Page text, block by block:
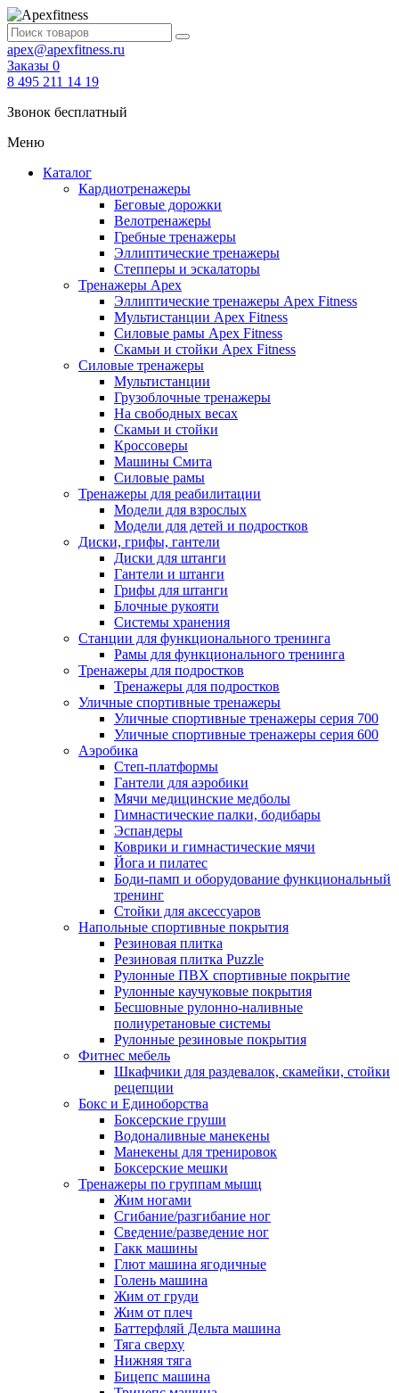
apex@apexfitness.ru
Заказы 0
8 495 211 14 19
Звонок бесплатный
Меню
Каталог
Кардиотренажеры
Беговые дорожки
Велотренажеры
Гребные тренажеры
Эллиптические тренажеры
Степперы и эскалаторы
Тренажеры Apex
Эллиптические тренажеры Apex Fitness
Мультистанции Apex Fitness
Силовые рамы Apex Fitness
Скамьи и стойки Apex Fitness
Силовые тренажеры
Мультистанции
Грузоблочные тренажеры
На свободных весах
Скамьи и стойки
Кроссоверы
Машины Смита
Силовые рамы
Тренажеры для реабилитации
Модели для взрослых
Модели для детей и подростков
Диски, грифы, гантели
Диски для штанги
Гантели и штанги
Грифы для штанги
Блочные рукояти
Системы хранения
Станции для функционального тренинга
Рамы для функционального тренинга
Тренажеры для подростков
Тренажеры для подростков
Уличные спортивные тренажеры
Уличные спортивные тренажеры серия 700
Уличные спортивные тренажеры серия 600
Аэробика
Степ-платформы
Гантели для аэробики
Мячи медицинские медболы
Гимнастические палки, бодибары
Эспандеры
Коврики и гимнастические мячи
Йога и пилатес
Боди-памп и оборудование функциональный
тренинг
Стойки для аксессуаров
Напольные спортивные покрытия
Резиновая плитка
Резиновая плитка Puzzle
Рулонные ПВХ спортивные покрытие
Рулонные каучуковые покрытия
Бесшовные рулонно-наливные
полиуретановые системы
Рулонные резиновые покрытия
Фитнес мебель
Шкафчики для раздевалок, скамейки, стойки
рецепции
Бокс и Единоборства
Боксерские груши
Водоналивные манекены
Манекены для тренировок
Боксерские мешки
Тренажеры по группам мышц
Жим ногами
Сгибание/разгибание ног
Сведение/разведение ног
Гакк машины
Глют машина ягодичные
Голень машина
Жим от груди
Жим от плеч
Баттерфляй Дельта машина
Тяга сверху
Нижняя тяга
Бицепс машина